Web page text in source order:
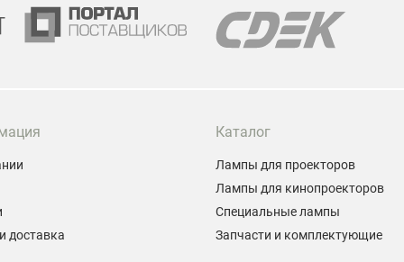
проектора.
доставка
Каталог
Лампы для проекторов
Лампы для кинопроекторов
Специальные лампы
Запчасти и комплектующие